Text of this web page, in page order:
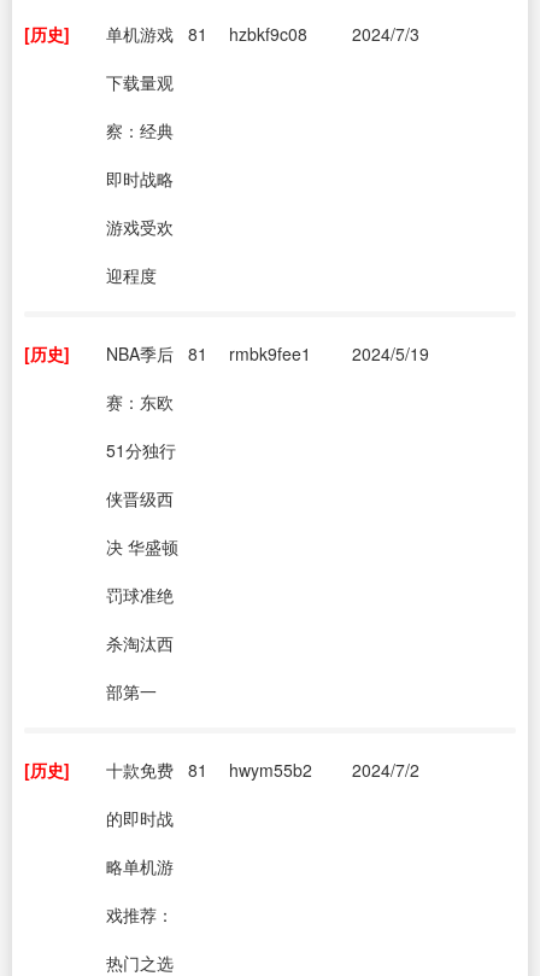
[历史]
单机游戏
下载量观
察：经典
即时战略
游戏受欢
迎程度
81 hzbkf9c08 2024/7/3
[历史]
NBA季后
赛：东欧
51分独行
侠晋级西
决 华盛顿
罚球准绝
杀淘汰西
部第一
81 rmbk9fee1 2024/5/19
[历史]
十款免费
的即时战
略单机游
戏推荐：
热门之选
81 hwym55b2 2024/7/2